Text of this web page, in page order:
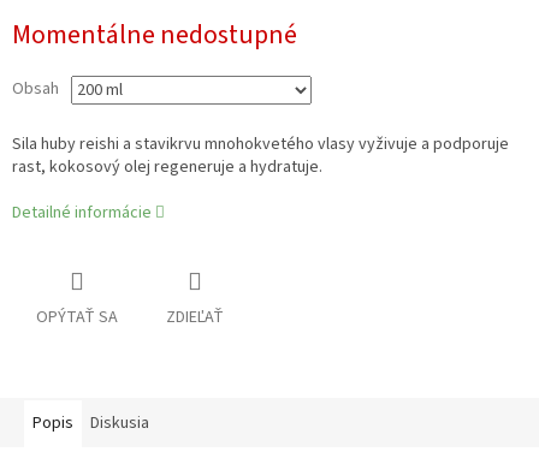
cena:
Momentálne nedostupné
Obsah
Sila huby reishi a stavikrvu mnohokvetého vlasy vyživuje a podporuje
rast, kokosový olej regeneruje a hydratuje.
Detailné informácie
OPÝTAŤ SA ZDIEĽAŤ
Popis Diskusia